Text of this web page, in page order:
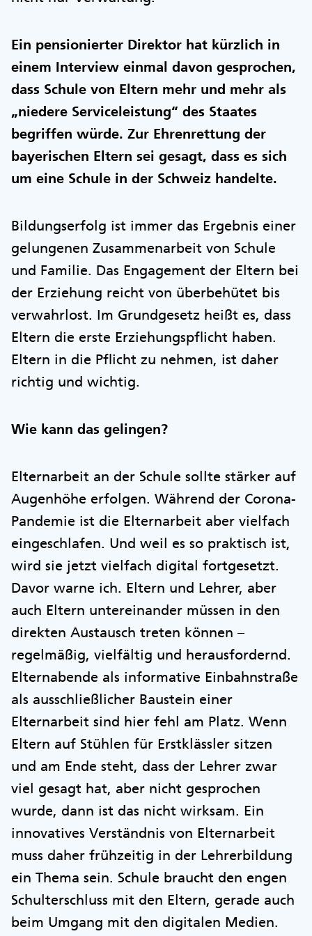
Ein pensionierter Direktor hat kürzlich in
einem Interview einmal davon gesprochen,
dass Schule von Eltern mehr und mehr als
„niedere Serviceleistung“ des Staates
begriffen würde. Zur Ehrenrettung der
bayerischen Eltern sei gesagt, dass es sich
um eine Schule in der Schweiz handelte.
Bildungserfolg ist immer das Ergebnis einer
gelungenen Zusammenarbeit von Schule
und Familie. Das Engagement der Eltern bei
der Erziehung reicht von überbehütet bis
verwahrlost. Im Grundgesetz heißt es, dass
Eltern die erste Erziehungspflicht haben.
Eltern in die Pflicht zu nehmen, ist daher
richtig und wichtig.
Wie kann das gelingen?
Elternarbeit an der Schule sollte stärker auf
Augenhöhe erfolgen. Während der Corona-
Pandemie ist die Elternarbeit aber vielfach
eingeschlafen. Und weil es so praktisch ist,
wird sie jetzt vielfach digital fortgesetzt.
Davor warne ich. Eltern und Lehrer, aber
auch Eltern untereinander müssen in den
direkten Austausch treten können –
regelmäßig, vielfältig und herausfordernd.
Elternabende als informative Einbahnstraße
als ausschließlicher Baustein einer
Elternarbeit sind hier fehl am Platz. Wenn
Eltern auf Stühlen für Erstklässler sitzen
und am Ende steht, dass der Lehrer zwar
viel gesagt hat, aber nicht gesprochen
wurde, dann ist das nicht wirksam. Ein
innovatives Verständnis von Elternarbeit
muss daher frühzeitig in der Lehrerbildung
ein Thema sein. Schule braucht den engen
Schulterschluss mit den Eltern, gerade auch
beim Umgang mit den digitalen Medien.